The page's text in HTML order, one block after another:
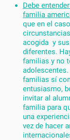
Debe
familia
que en el
acogida y
diferentes.
familias y no
familias sí
entusiasmo,
invitar al
familia para
una
vez de hacer